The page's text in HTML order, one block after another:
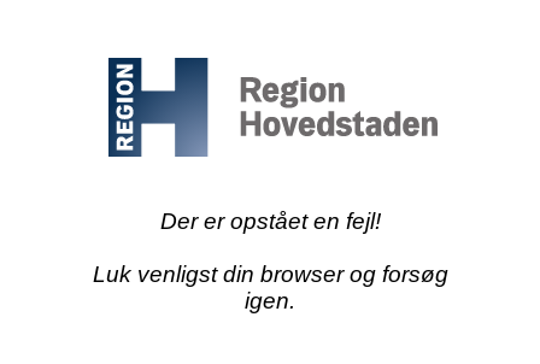
Der er opstået en fejl!
Luk venligst din browser og forsøg
igen.